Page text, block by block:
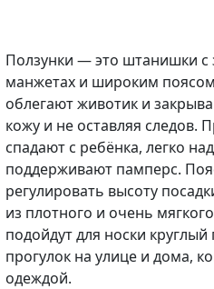
Ползунки — это штанишки с
манжетах и широким
облегают животик и
кожу и не оставляя следов.
спадают с ребёнка, легко
поддерживают памперс.
регулировать высоту
из плотного и очень
подойдут для носки
прогулок на улице и дома,
одеждой.